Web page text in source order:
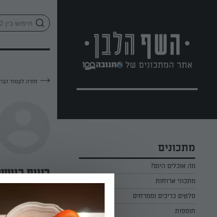
מתכונים
מה אוכלים היום?
מתכוני ארוחות
ארוחת בוקר
ארוחת צהריים
סלטים כריכים וממרחים
כל הסלטים כריכים וממרחים
תוספות
חזרה לעמוד
רונית
—